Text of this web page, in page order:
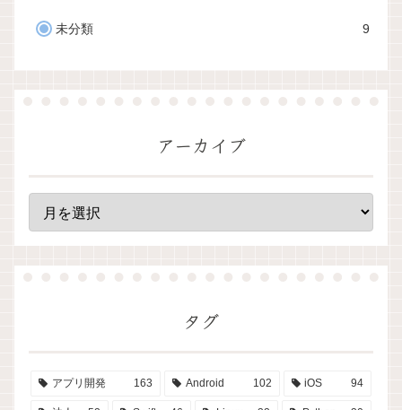
未分類 9
アーカイブ
タグ
アプリ開発 163 Android 102 iOS 94